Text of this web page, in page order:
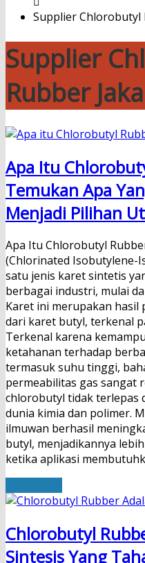
Supplier Chlorobutyl
Supplier
Rubber
Apa Itu
Temukan Apa
Menjadi Pilihan
Apa Itu Chlorobutyl
(Chlorinated Isobutylene-
satu jenis karet sintetis
berbagai industri, mulai
Karet ini merupakan
dari karet butyl, terkenal
Terkenal karena
ketahanan terhadap
termasuk suhu tinggi,
permeabilitas gas sangat
chlorobutyl tidak terlepas
dunia kimia dan polimer.
ilmuwan berhasil
butyl, menjadikannya
ketika aplikasi
Chlorobutyl
Sintesis Yang